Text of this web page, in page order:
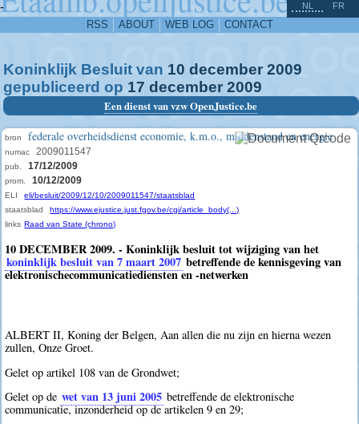
-
RSS ABOUT WEB LOG CONTACT
NL FR
Koninklijk Besluit van 10 december 2009
gepubliceerd op 17 december 2009
Een dienst van vzw OpenJustice.be
bron federale overheidsdienst economie, k.m.o., middenstand en energie
numac 2009011547
pub. 17/12/2009
prom. 10/12/2009
ELI
eli/besluit/2009/12/10/2009011547/staatsblad
staatsblad
https://www.ejustice.just.fgov.be/cgi/article_body(...)
links Raad van State (chrono)
10 DECEMBER 2009. - Koninklijk besluit tot wijziging van het
koninklijk besluit van 7 maart 2007 betreffende de kennisgeving van
elektronischecommunicatiediensten en -netwerken
ALBERT II, Koning der Belgen, Aan allen die nu zijn en hierna wezen
zullen, Onze Groet.
Gelet op artikel 108 van de Grondwet;
Gelet op de wet van 13 juni 2005 betreffende de elektronische
communicatie, inzonderheid op de artikelen 9 en 29;
^